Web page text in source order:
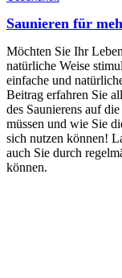
Saunieren für
Möchten Sie Ihr
natürliche Weise
einfache und
Beitrag erfahren Sie
des Saunierens auf
müssen und wie Sie
sich nutzen können!
auch Sie durch
können.